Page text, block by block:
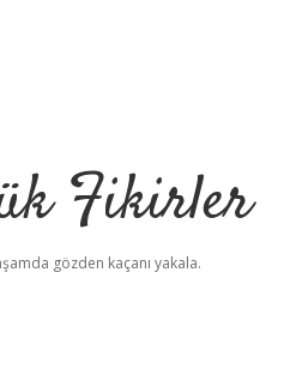
Fikirler
gözden kaçanı yakala.